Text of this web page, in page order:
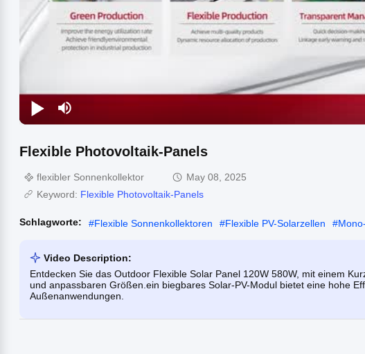
Flexible Photovoltaik-Panels
flexibler Sonnenkollektor
May 08, 2025
Keyword: Flexible Photovoltaik-Panels
Schlagworte: #Flexible Sonnenkollektoren #Flexible PV-Solarzellen #
Video Description:
Entdecken Sie das Outdoor Flexible Solar Panel 120W 580W, mit einem
und anpassbaren Größen.ein biegbares Solar-PV-Modul bietet eine hohe
Außenanwendungen.